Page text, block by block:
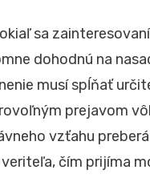
sa
dohodnú na
musí spĺňať
prejavom
vzťahu
čím prijíma